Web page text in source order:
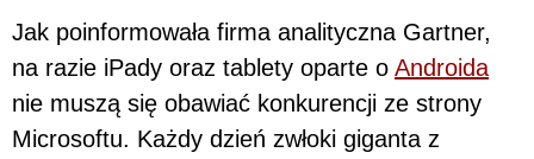
Jak poinformowała firma analityczna Gartner,
na razie iPady oraz tablety oparte o Androida
nie muszą się obawiać konkurencji ze strony
Microsoftu. Każdy dzień zwłoki giganta z